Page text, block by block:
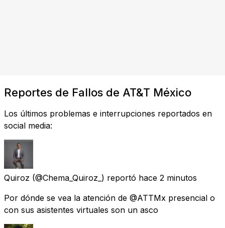
Reportes de Fallos de AT&T México
Los últimos problemas e interrupciones reportados en
social media:
Quiroz (@Chema_Quiroz_) reportó hace 2 minutos
Por dónde se vea la atención de @ATTMx presencial o
con sus asistentes virtuales son un asco